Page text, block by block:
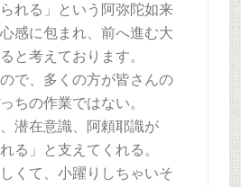
れる」という阿弥陀如来
感に包まれ、前へ進む大
と考えております。
で、多くの方が皆さんの
ちの作業ではない。
潜在意識、阿頼耶識が
る」と支えてくれる。
くて、小躍りしちゃいそ